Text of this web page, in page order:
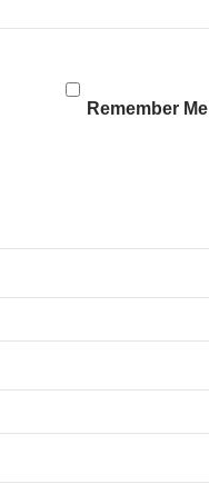
Remember Me